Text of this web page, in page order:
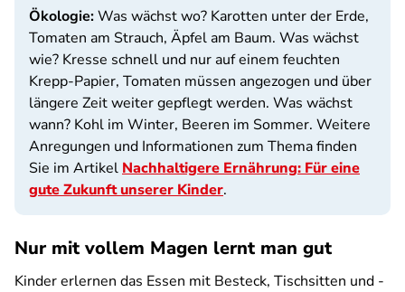
Ökologie:Was wächst wo? Karotten unter der Erde,
Tomaten am Strauch, Äpfel am Baum. Was wächst
wie? Kresse schnell und nur auf einem feuchten
Krepp-Papier, Tomaten müssen angezogen und über
längere Zeit weiter gepflegt werden. Was wächst
wann? Kohl im Winter, Beeren im Sommer. Weitere
Anregungen und Informationen zum Thema finden
Sie im Artikel Nachhaltigere Ernährung: Für eine
gute Zukunft unserer Kinder.
Nur mit vollem Magen lernt man gut
Kinder erlernen das Essen mit Besteck, Tischsitten und -